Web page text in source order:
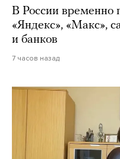
В России временно
«Яндекс», «Макс»,
и банков
7 часов назад